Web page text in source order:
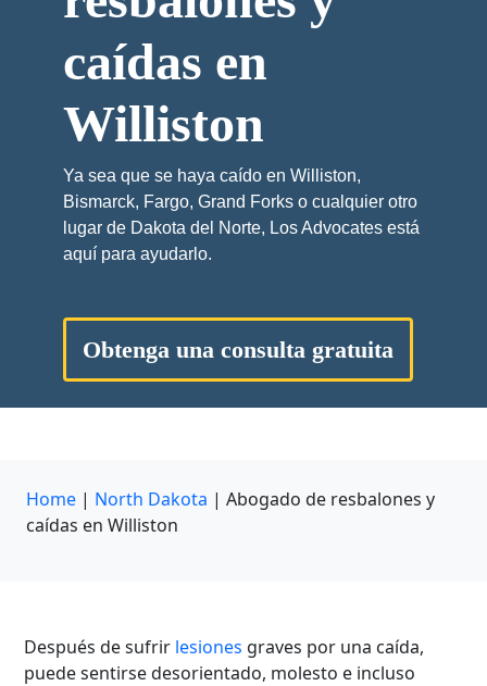
caídas en
Williston
Ya sea que se haya caído en Williston,
Bismarck, Fargo, Grand Forks o cualquier otro
lugar de Dakota del Norte, Los Advocates está
aquí para ayudarlo.
Obtenga una consulta gratuita
Home | North Dakota | Abogado de resbalones y
caídas en Williston
Después de sufrir lesiones graves por una caída,
puede sentirse desorientado, molesto e incluso